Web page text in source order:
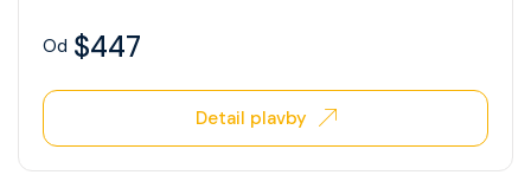
Celebrity Edge
Celebrity Equinox
Celebrity Flora
Od $447
Detail plavby